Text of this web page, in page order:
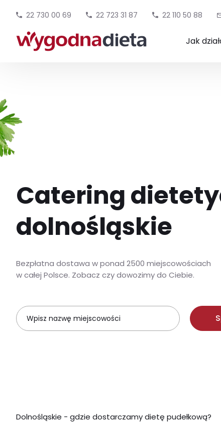
22 730 00 69 22 723 31 87 22 110 50 88
Jak
Catering
dolnośląskie
Bezpłatna dostawa w ponad 2500 miejscowościach
w całej Polsce. Zobacz czy dowozimy do Ciebie.
Dolnośląskie - gdzie dostarczamy dietę pudełkową?